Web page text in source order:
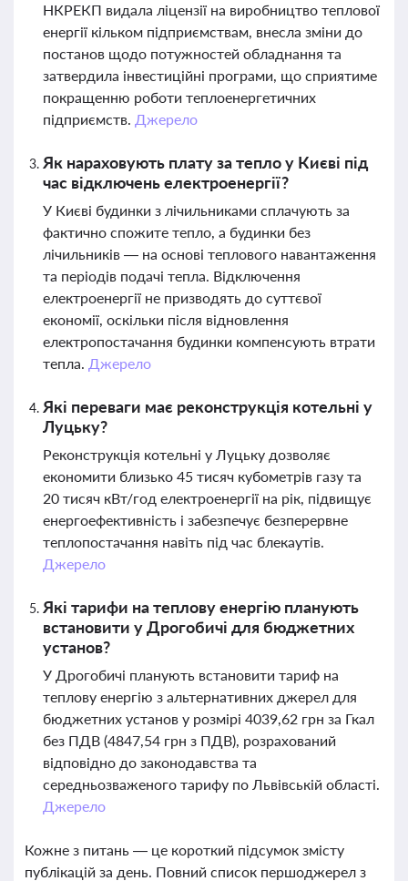
НКРЕКП видала ліцензії на виробництво теплової
енергії кільком підприємствам, внесла зміни до
постанов щодо потужностей обладнання та
затвердила інвестиційні програми, що сприятиме
покращенню роботи теплоенергетичних
підприємств. Джерело
Як нараховують плату за тепло у Києві під
час відключень електроенергії?
У Києві будинки з лічильниками сплачують за
фактично спожите тепло, а будинки без
лічильників — на основі теплового навантаження
та періодів подачі тепла. Відключення
електроенергії не призводять до суттєвої
економії, оскільки після відновлення
електропостачання будинки компенсують втрати
тепла. Джерело
Які переваги має реконструкція котельні у
Луцьку?
Реконструкція котельні у Луцьку дозволяє
економити близько 45 тисяч кубометрів газу та
20 тисяч кВт/год електроенергії на рік, підвищує
енергоефективність і забезпечує безперервне
теплопостачання навіть під час блекаутів.
Джерело
Які тарифи на теплову енергію планують
встановити у Дрогобичі для бюджетних
установ?
У Дрогобичі планують встановити тариф на
теплову енергію з альтернативних джерел для
бюджетних установ у розмірі 4039,62 грн за Гкал
без ПДВ (4847,54 грн з ПДВ), розрахований
відповідно до законодавства та
середньозваженого тарифу по Львівській області.
Джерело
Кожне з питань — це короткий підсумок змісту
публікацій за день. Повний список першоджерел з